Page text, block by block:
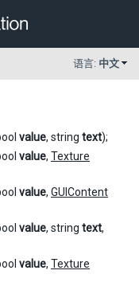
语言: 中文
value, string text);
value, Texture
value, GUIContent
value, string text,
value, Texture